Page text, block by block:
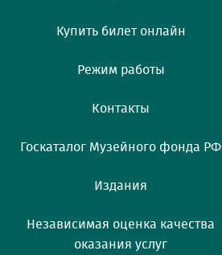
Купить билет онлайн
Режим работы
Контакты
Госкаталог Музейного фонда РФ
Издания
Независимая оценка качества
оказания услуг